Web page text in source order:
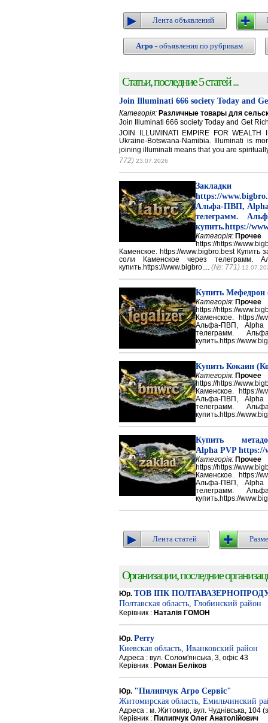
Лента объявлений
Агро - объявления по рубрикам
Статьи, последние 5 статей ...
Join Illuminati 666 society Today and
Категорія: Различные товары для
Join Illuminati 666 society Today and Get
JOIN ILLUMINATI EMPIRE FOR WEALTH
Ukraine-Botswana-Namibia. Illuminati is
joining illuminati means that you are
772) 23.07.2026
Закладки
https://
Альфа-ПВП, Alpha
телеграмм.
купить.https://
Категорія: Прочее
https://https://
Каменское. https://www.bigbro.best Купить
соли Каменское через телеграмм.
купить.https://www.bigbro.... (№: 771)
Купить
Категорія: Прочее
https://https://
Каменское. https://
Альфа-ПВП, Alpha
телеграмм.
купить.https://
Купить Кокаин
Категорія: Прочее
https://https://
Каменское. https://
Альфа-ПВП, Alpha
телеграмм.
купить.https://
Купить
Alpha PVP https://
Категорія: Прочее
https://https://
Каменское. https://
Альфа-ПВП, Alpha
телеграмм.
купить.https://
Лента статей
Организации, последние
Юр. ТОВ ІПК
Полтавская область, Глобинский район
Керівник : Наталія ГОМОН
Юр. Perry
Киевская область, Иванковский район
Адреса : вул. Солом'янська, 3, офіс 43
Керівник : Роман Беліков
Юр. "Пилипчук Агро Сервіс"
Житомирская область, Емильчинский
Адреса : м. Житомир, вул. Чуднівська, 104
Керівник : Пилипчук Олег Анатолійович